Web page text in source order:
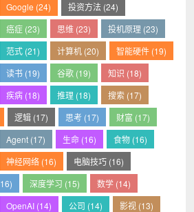
Google (24)
投资方法 (24)
癌症 (23) 思维 (23)
投机原理 (23)
范式 (21) 计算机 (20)
智能硬件 (19)
读书 (19) 谷歌 (19)
知识 (18)
疾病 (18) 推理 (18)
搜索 (17)
逻辑 (17) 思考 (17)
财富 (17)
Agent (17) 生命 (16)
食物 (16)
神经网络 (16)
电脑技巧 (16)
深度学习 (15)
数学 (14)
OpenAI (14) 公司 (14)
影视 (13)